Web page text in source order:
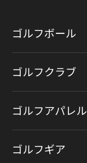
ゴルフボール
ゴルフクラブ
ゴルフアパレル
ゴルフギア